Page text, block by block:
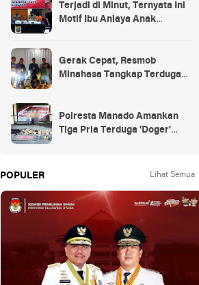
Terjadi di Minut, Ternyata Ini
Motif Ibu Aniaya Anak
Gerak Cepat, Resmob
Minahasa Tangkap Terduga
Polresta Manado Amankan
Tiga Pria Terduga 'Doger'
POPULER Lihat Semua